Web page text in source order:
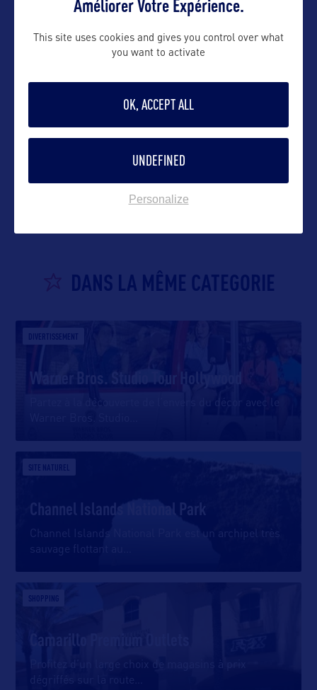
DANS LA MÊME CATEGORIE
DIVERTISSEMENT
Warner Bros. Studio Tour Hollywood
Partez à la découverte de l’envers du décor avec le
Warner Bros. Studio
SITE NATUREL
Channel Islands National Park
Channel Islands National Park est un archipel très
sauvage flottant au
SHOPPING
Camarillo Premium Outlets
Profitez d’un large choix de magasins à prix
dégriffés sur la route
Améliorer Votre Expérience.
This site uses cookies and gives you control over what
you want to activate
OK, ACCEPT ALL
UNDEFINED
Personalize